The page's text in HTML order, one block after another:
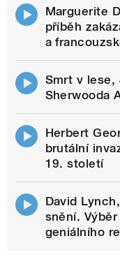
Marguerite
příběh
a
Smrt v
Sherwooda
Herbert
brutální
19. století
David
snění.
geniálního